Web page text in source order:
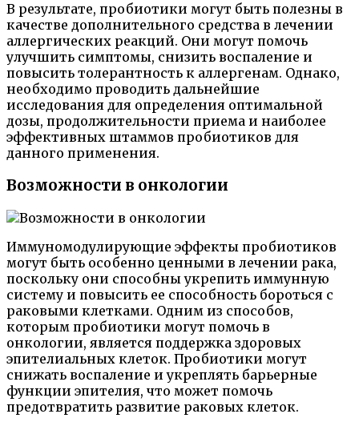
В результате, пробиотики могут быть полезны в
качестве дополнительного средства в лечении
аллергических реакций. Они могут помочь
улучшить симптомы, снизить воспаление и
повысить толерантность к аллергенам. Однако,
необходимо проводить дальнейшие
исследования для определения оптимальной
дозы, продолжительности приема и наиболее
эффективных штаммов пробиотиков для
данного применения.
Возможности в онкологии
Иммуномодулирующие эффекты пробиотиков
могут быть особенно ценными в лечении рака,
поскольку они способны укрепить иммунную
систему и повысить ее способность бороться с
раковыми клетками. Одним из способов,
которым пробиотики могут помочь в
онкологии, является поддержка здоровых
эпителиальных клеток. Пробиотики могут
снижать воспаление и укреплять барьерные
функции эпителия, что может помочь
предотвратить развитие раковых клеток.